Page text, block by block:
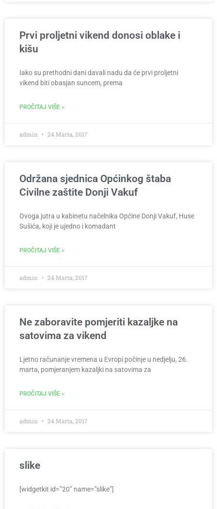
Prvi proljetni vikend donosi oblake i
kišu
Iako su prethodni dani davali nadu da će prvi proljetni
vikend biti obasjan suncem, prema
PROČITAJ VIŠE »
admin 24 Marta, 2017
Održana sjednica Općinkog štaba
Civilne zaštite Donji Vakuf
Ovoga jutra u kabinetu načelnika Općine Donji Vakuf, Huse
Sušića, koji je ujedno i komadant
PROČITAJ VIŠE »
admin 24 Marta, 2017
Ne zaboravite pomjeriti kazaljke na
satovima za vikend
Ljetno računanje vremena u Evropi počinje u nedjelju, 26.
marta, pomjeranjem kazaljki na satovima za
PROČITAJ VIŠE »
admin 24 Marta, 2017
slike
[widgetkit id=”20” name=”slike”]